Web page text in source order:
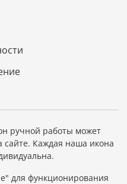
ручной работы может
сайте. Каждая наша икона
для функционирования